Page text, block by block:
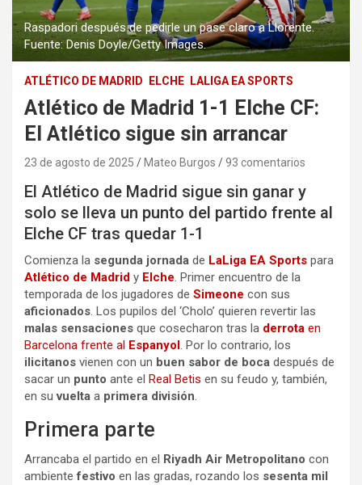
Raspadori después de pedirle un pase claro a Llorente.
Fuente: Denis Doyle/Getty Images.
ATLÉTICO DE MADRID ELCHE LALIGA EA SPORTS
Atlético de Madrid 1-1 Elche CF:
El Atlético sigue sin arrancar
23 de agosto de 2025 Mateo Burgos 93 comentarios
El Atlético de Madrid sigue sin ganar y
solo se lleva un punto del partido frente al
Elche CF tras quedar 1-1
Comienza la segunda jornada de LaLiga EA Sports para
Atlético de Madrid y Elche. Primer encuentro de la
temporada de los jugadores de Simeone con sus
aficionados. Los pupilos del ‘Cholo’ quieren revertir las
malas sensaciones que cosecharon tras la derrota en
Barcelona frente al Espanyol . Por lo contrario, los
ilicitanos vienen con un buen sabor de boca después de
sacar un punto ante el Real Betis en su feudo y, también,
en suvuelta a primera división.
Primera parte
Arrancaba el partido en el Riyadh Air Metropolitano con
ambientefestivo en las gradas, rozando los sesenta mil